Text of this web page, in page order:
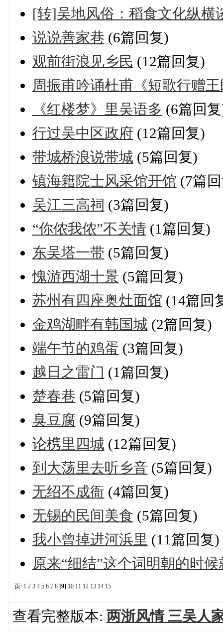
[转]吴地风俗：稻食文化纵横
说说善家巷 (6篇回复)
观前街浪见乡民 (12篇回复)
周振甫吟诵杜甫《短歌行赠
《红楼梦》里吴语多 (6篇回
行过吴中区政府 (12篇回复)
带城桥浪说带城 (5篇回复)
镇海籍院士风采馆开馆 (7篇
吴江三高祠 (3篇回复)
“你侬我侬”不关情 (1篇回复)
东吴塔一带 (5篇回复)
愧游西湖十景 (5篇回复)
苏州有四座奥灶面馆 (14篇回
金鸡湖畔有韩国城 (2篇回复)
端午节的鸡蛋 (3篇回复)
越日之雷门 (1篇回复)
楚春巷 (5篇回复)
臭豆腐 (9篇回复)
论槜里四城 (12篇回复)
到大荡里去听乡音 (5篇回复)
无绍不成衙 (4篇回复)
无锡的民间美食 (5篇回复)
我小曾掉进河浜里 (11篇回复)
原来“细结”这个词明朝的时候
页: 1 2 3 4 5 6 7 8 [9] 10 11 12 13 14 15
查看完整版本: 两浙风情 三吴人